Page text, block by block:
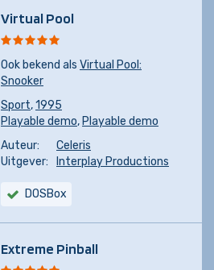
Virtual Pool
Ook bekend als Virtual Pool:
Snooker
Sport,1995
Playable demo, Playable demo
Auteur:
Celeris
Uitgever:
Interplay Productions
DOSBox
Extreme Pinball